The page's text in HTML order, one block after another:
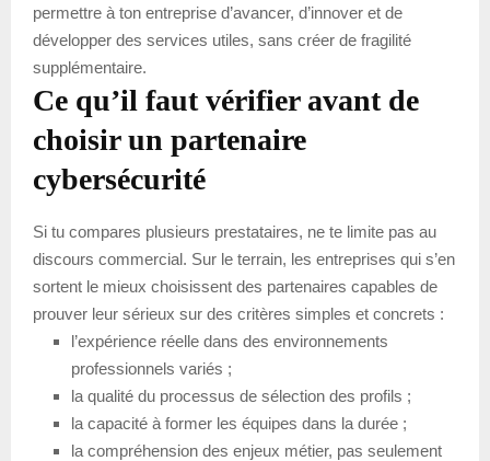
permettre à ton entreprise d’avancer, d’innover et de
développer des services utiles, sans créer de fragilité
supplémentaire.
Ce qu’il faut vérifier avant de
choisir un partenaire
cybersécurité
Si tu compares plusieurs prestataires, ne te limite pas au
discours commercial. Sur le terrain, les entreprises qui s’en
sortent le mieux choisissent des partenaires capables de
prouver leur sérieux sur des critères simples et concrets :
l’expérience réelle dans des environnements
professionnels variés ;
la qualité du processus de sélection des profils ;
la capacité à former les équipes dans la durée ;
la compréhension des enjeux métier, pas seulement